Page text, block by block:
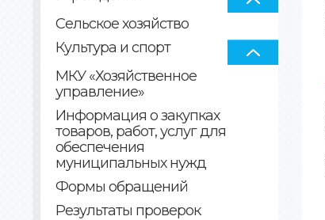
Сельское хозяйство
Культура и спорт
МКУ «Хозяйственное
управление»
Информация о закупках
товаров, работ, услуг для
обеспечения
муниципальных нужд
Формы обращений
Результаты проверок